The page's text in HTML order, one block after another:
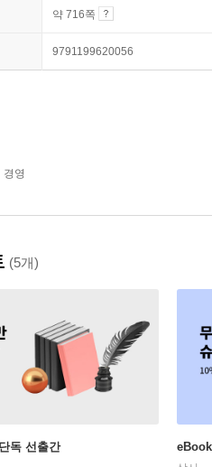
약 716쪽
9791199620056
경영
(5개)
독 선출간